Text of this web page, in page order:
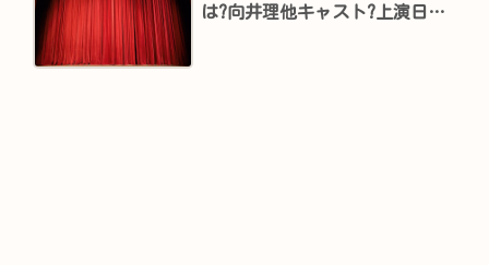
は?向井理他キャスト?上演日程